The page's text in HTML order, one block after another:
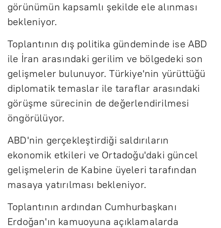
görünümün kapsamlı şekilde ele alınması
bekleniyor.
Toplantının dış politika gündeminde ise ABD
ile İran arasındaki gerilim ve bölgedeki son
gelişmeler bulunuyor. Türkiye'nin yürüttüğü
diplomatik temaslar ile taraflar arasındaki
görüşme sürecinin de değerlendirilmesi
öngörülüyor.
ABD'nin gerçekleştirdiği saldırıların
ekonomik etkileri ve Ortadoğu'daki güncel
gelişmelerin de Kabine üyeleri tarafından
masaya yatırılması bekleniyor.
Toplantının ardından Cumhurbaşkanı
Erdoğan'ın kamuoyuna açıklamalarda